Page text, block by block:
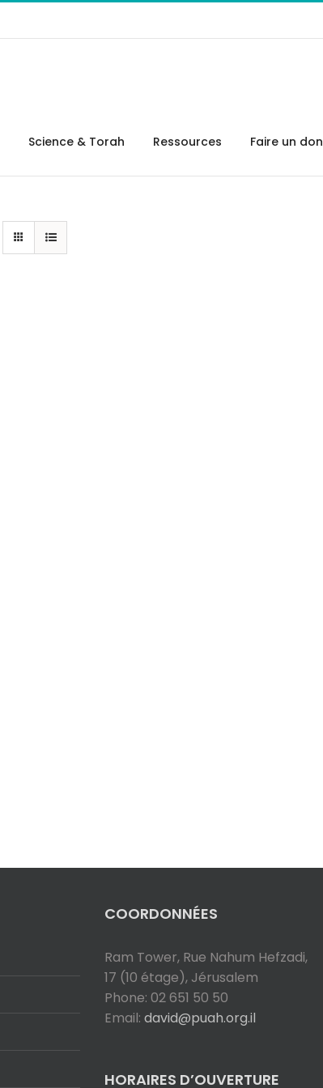
Science & Torah Ressources Faire un don
COORDONNÉES
Ram Tower, Rue Nahum Hefzadi,
17 (10 étage), Jérusalem
Phone: 02 651 50 50
Email: david@puah.org.il
HORAIRES D’OUVERTURE